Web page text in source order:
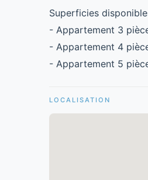
Superficies
- Appartement 3
- Appartement 4
- Appartement 5
LOCALISATION